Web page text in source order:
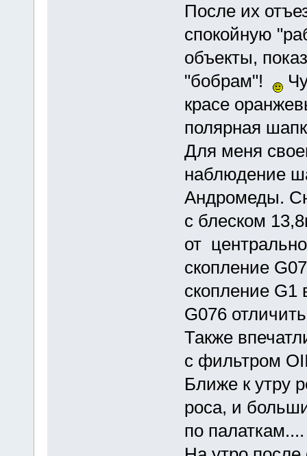
После их
спокойную
объекты,
"бобрам"!
красе
полярная
Для меня
наблюдение
Андромеды.
с блеском
от
скопление
скопление G1
G076
Также
с фильтром
Ближе к утру
роса, и
по палаткам....